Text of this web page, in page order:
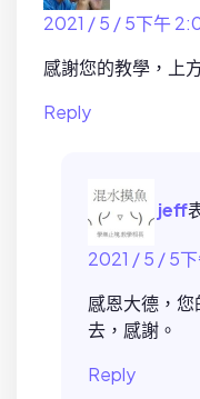
2021 / 5 / 5下午
感謝您的教學，上
Reply
jeff
2021 / 5 / 5下
感恩大德，
去，感謝。
Reply